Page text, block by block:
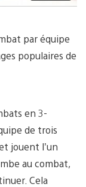
par équipe
populaires de
en 3-
de trois
jouent l’un
au combat,
Cela